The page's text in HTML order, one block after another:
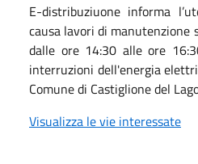
E-distribuziuone informa
causa lavori di
dalle ore 14:30 alle ore
interruzioni dell'energia
Comune di Castiglione del
Visualizza le vie interessate